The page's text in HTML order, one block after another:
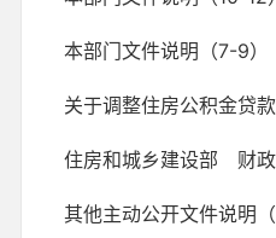
本部门文件说明（7-9）